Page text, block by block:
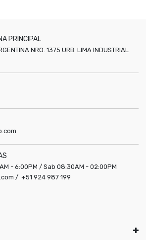
PRINCIPAL
NRO. 1375 URB. LIMA INDUSTRIAL
- 6:00PM / Sab 08:30AM - 02:00PM
/ +51 924 987 199